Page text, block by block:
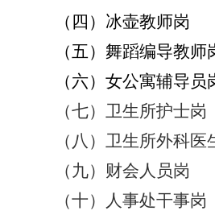
（四）冰壶教师岗
（五）舞蹈编导教师
（六）女公寓辅导员
（七）卫生所护士岗
（八）卫生所外科医
（九）财会人员岗
（十）人事处干事岗